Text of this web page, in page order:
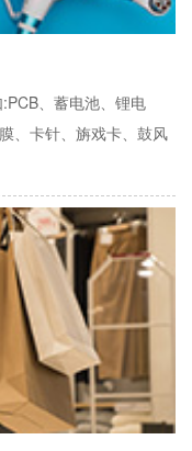
、蓄电池、锂电
、卡针、旃戏卡、鼓风